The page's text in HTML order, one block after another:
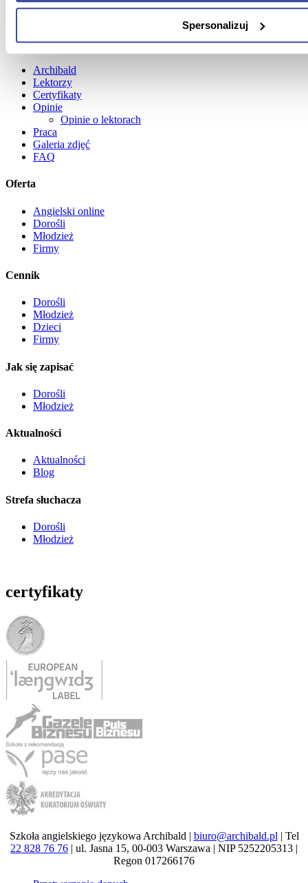
Spersonalizuj
O nas
Archibald
Lektorzy
Certyfikaty
Opinie
Opinie o lektorach
Praca
Galeria zdjęć
FAQ
Oferta
Angielski online
Dorośli
Młodzież
Firmy
Cennik
Dorośli
Młodzież
Dzieci
Firmy
Jak się zapisać
Dorośli
Młodzież
Aktualności
Aktualności
Blog
Strefa słuchacza
Dorośli
Młodzież
certyfikaty
Szkoła angielskiego językowa Archibald | biuro@archibald.pl | Tel
22 828 76 76 | ul. Jasna 15, 00-003 Warszawa | NIP 5252205313 |
Regon 017266176